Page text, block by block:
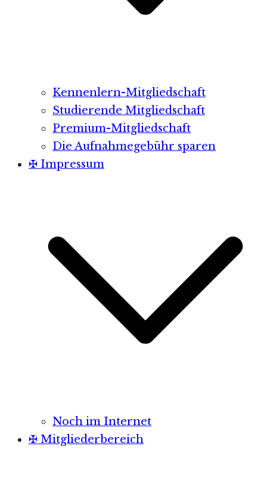
Kennenlern-Mitgliedschaft
Studierende Mitgliedschaft
Premium-Mitgliedschaft
Die Aufnahmegebühr sparen
✠ Impressum
Noch im Internet
✠ Mitgliederbereich